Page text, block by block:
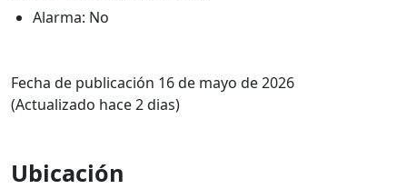
Alarma: No
Fecha de publicación 16 de mayo de 2026
(Actualizado hace 2 dias)
Ubicación